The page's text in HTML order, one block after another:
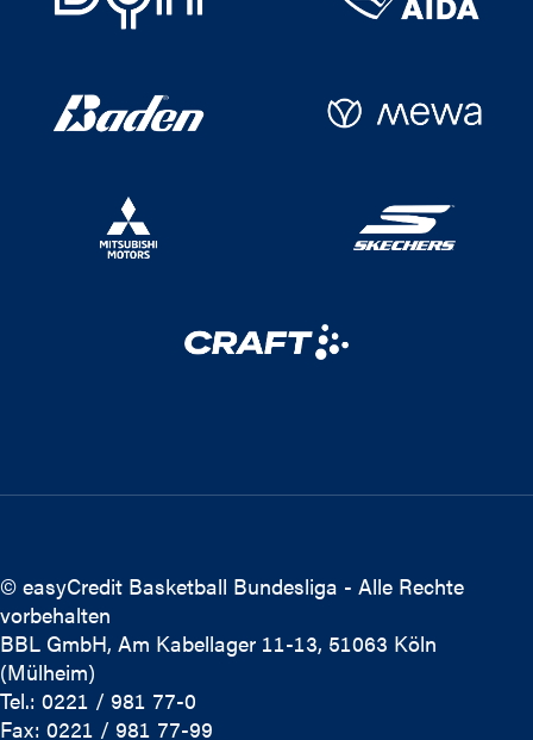
© easyCredit Basketball Bundesliga - Alle Rechte
vorbehalten
BBL GmbH, Am Kabellager 11-13, 51063 Köln
(Mülheim)
Tel.: 0221 / 981 77-0
Fax: 0221 / 981 77-99